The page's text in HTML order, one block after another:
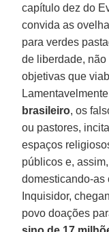
capítulo dez do
convida as
para verdes
de liberdade,
objetivas que
brasileiro, os
ou pastores,
espaços
públicos e,
domesticando-as
Inquisidor,
povo doações